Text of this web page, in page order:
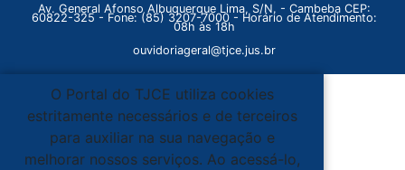
Av. General Afonso Albuquerque Lima, S/N. - Cambeba CEP:
60822-325 - Fone: (85) 3207-7000 - Horário de Atendimento:
08h às 18h
ouvidoriageral@tjce.jus.br
O Portal do TJCE utiliza cookies
estritamente necessários e de terceiros
para auxiliar na sua navegação e
melhorar nossos serviços. Ao acessá-lo,